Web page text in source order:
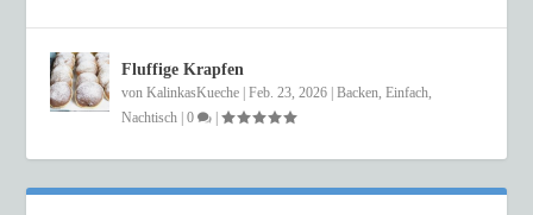
Fluffige Krapfen
vonKalinkasKueche |Feb. 23, 2026 |Backen ,Einfach
Nachtisch |0 |